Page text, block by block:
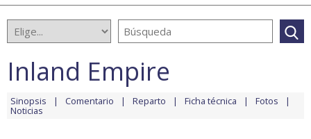
Inland Empire
Sinopsis Comentario Reparto Ficha técnica Fotos
Noticias